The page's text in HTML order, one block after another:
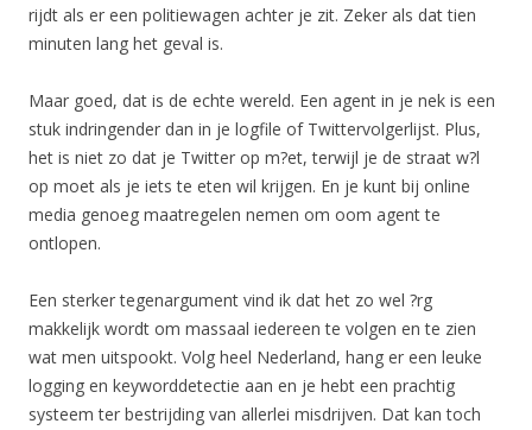
rijdt als er een politiewagen achter je zit. Zeker als dat tien
minuten lang het geval is.
Maar goed, dat is de echte wereld. Een agent in je nek is een
stuk indringender dan in je logfile of Twittervolgerlijst. Plus,
het is niet zo dat je Twitter op m?et, terwijl je de straat w?l
op moet als je iets te eten wil krijgen. En je kunt bij online
media genoeg maatregelen nemen om oom agent te
ontlopen.
Een sterker tegenargument vind ik dat het zo wel ?rg
makkelijk wordt om massaal iedereen te volgen en te zien
wat men uitspookt. Volg heel Nederland, hang er een leuke
logging en keyworddetectie aan en je hebt een prachtig
systeem ter bestrijding van allerlei misdrijven. Dat kan toch